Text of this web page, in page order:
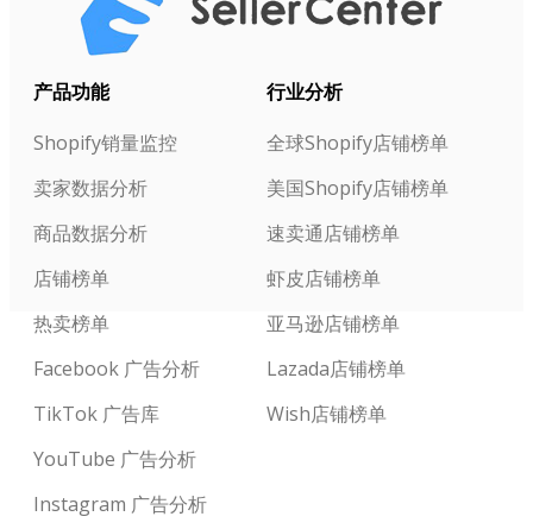
产品功能
Shopify销量监控
卖家数据分析
商品数据分析
店铺榜单
热卖榜单
Facebook 广告分析
TikTok 广告库
YouTube 广告分析
Instagram 广告分析
行业分析
全球Shopify店铺榜单
美国Shopify店铺榜单
速卖通店铺榜单
虾皮店铺榜单
亚马逊店铺榜单
Lazada店铺榜单
Wish店铺榜单